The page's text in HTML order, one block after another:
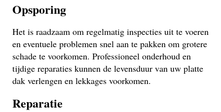
Opsporing
Het is raadzaam om regelmatig inspecties uit te voeren
en eventuele problemen snel aan te pakken om grotere
schade te voorkomen. Professioneel onderhoud en
tijdige reparaties kunnen de levensduur van uw platte
dak verlengen en lekkages voorkomen.
Reparatie